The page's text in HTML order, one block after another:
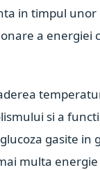
in timpul unor
a
si a
gasite
multa